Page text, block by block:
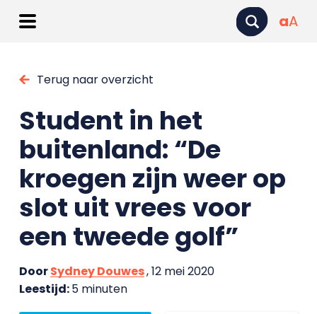
aA
Terug naar overzicht
Student in het
buitenland: “De
kroegen zijn weer op
slot uit vrees voor
een tweede golf”
DoorSydney Douwes, 12 mei 2020
Leestijd:5 minuten